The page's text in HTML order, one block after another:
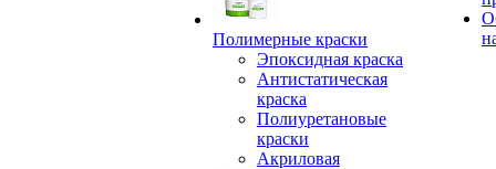
Полимерные краски
Эпоксидная краска
Антистатическая
краска
Полиуретановые
краски
Акриловая